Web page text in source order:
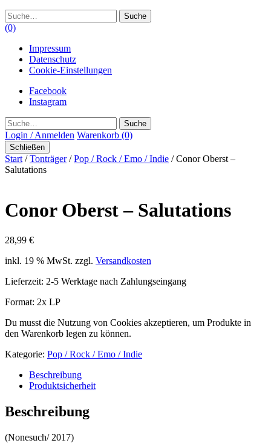
Suche
(0)
Impressum
Datenschutz
Cookie-Einstellungen
Facebook
Instagram
Suche
Login / Anmelden Warenkorb (0)
Schließen
Start /Tonträger/Pop / Rock / Emo / Indie / Conor Oberst –
Salutations
Conor Oberst – Salutations
28,99 €
inkl. 19 % MwSt. zzgl. Versandkosten
Lieferzeit: 2-5 Werktage nach Zahlungseingang
Format: 2x LP
Du musst die Nutzung von Cookies akzeptieren, um Produkte in
den Warenkorb legen zu können.
Kategorie: Pop / Rock / Emo / Indie
Beschreibung
Produktsicherheit
Beschreibung
(Nonesuch/ 2017)